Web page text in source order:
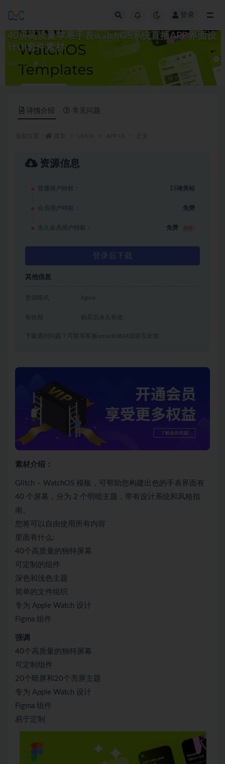
登录
40屏高质量苹果手表watchOS系统直播APP界面设
计UI套件素材
APP UI 15
详情介绍 常见问题
资源信息
普通用户特权： 15琦美钻
会员用户特权： 免费
永久会员用户特权： 免费
登录后下载
其他信息
资源格式 figma
有效期 购买后永久有效
下载遇到问题？可联系客服qmsck0824或留言反馈
素材介绍：
Glitch – WatchOS 模板，可帮助您构建出色的手表界面有
40 个屏幕，分为 2 个明暗主题，带有设计系统和风格指
南。
您将可以自由使用所有内容
里面有什么:
40个高质量的独特屏幕
可定制的组件
深色和浅色主题
简单的文件组织
专为 Apple Watch 设计
Figma 组件
强调
40个高质量的独特屏幕
可定制组件
20个暗屏和20个亮屏主题
专为 Apple Watch 设计
Figma 组件
易于定制